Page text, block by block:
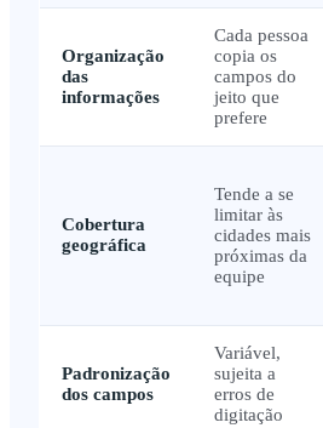
Organização
das
informações
Cada pessoa
copia os
campos do
jeito que
prefere
Cobertura
geográfica
Tende a se
limitar às
cidades mais
próximas da
equipe
Padronização
dos campos
Variável,
sujeita a
erros de
digitação